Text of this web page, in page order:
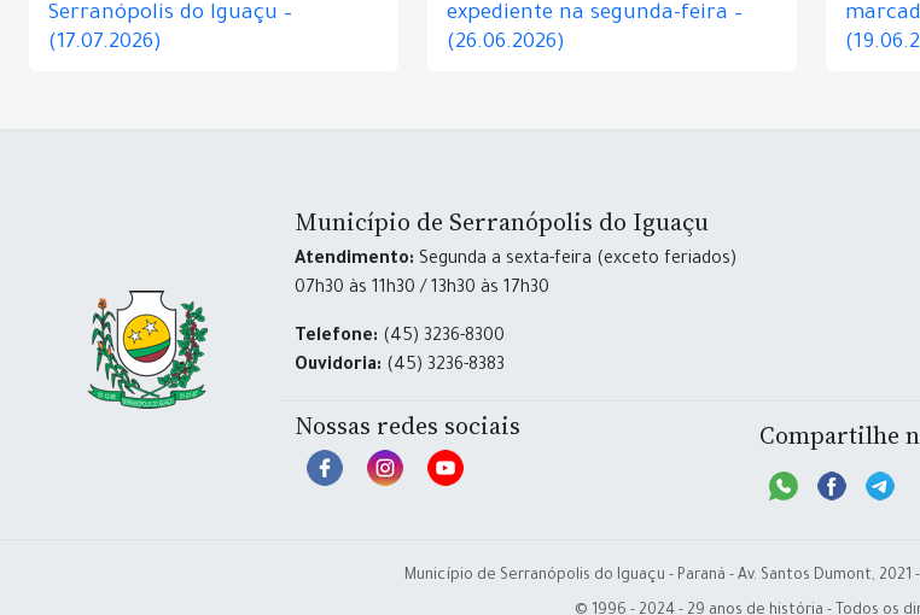
Serranópolis do Iguaçu –
(17.07.2026)
expediente na segunda-feira –
(26.06.2026)
Município de Serranópolis do Iguaçu
Atendimento: Segunda a sexta-feira (exceto feriados)
07h30 às 11h30 / 13h30 às 17h30
Telefone: (45) 3236-8300
Ouvidoria: (45) 3236-8383
Nossas redes sociais Compartilhe
Município de Serranópolis do Iguaçu - Paraná - Av. Santos Dumont, 2021
© 1996 - 2024 - 29 anos de história - Todos os